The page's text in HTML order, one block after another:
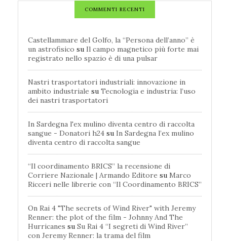
COMMENTI RECENTI
Castellammare del Golfo, la “Persona dell’anno” è
un astrofisico su Il campo magnetico più forte mai
registrato nello spazio è di una pulsar
Nastri trasportatori industriali: innovazione in
ambito industriale su Tecnologia e industria: l’uso
dei nastri trasportatori
In Sardegna l'ex mulino diventa centro di raccolta
sangue - Donatori h24 su In Sardegna l’ex mulino
diventa centro di raccolta sangue
“Il coordinamento BRICS” la recensione di
Corriere Nazionale | Armando Editore su Marco
Ricceri nelle librerie con “Il Coordinamento BRICS”
On Rai 4 "The secrets of Wind River" with Jeremy
Renner: the plot of the film - Johnny And The
Hurricanes su Su Rai 4 “I segreti di Wind River”
con Jeremy Renner: la trama del film